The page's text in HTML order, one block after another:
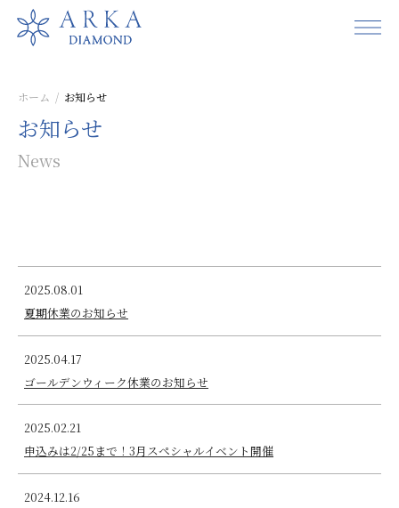
ホーム お知らせ
お知らせ
News
2025.08.01
夏期休業のお知らせ
2025.04.17
ゴールデンウィーク休業のお知らせ
2025.02.21
申込みは2/25まで！3月スペシャルイベント開催
2024.12.16